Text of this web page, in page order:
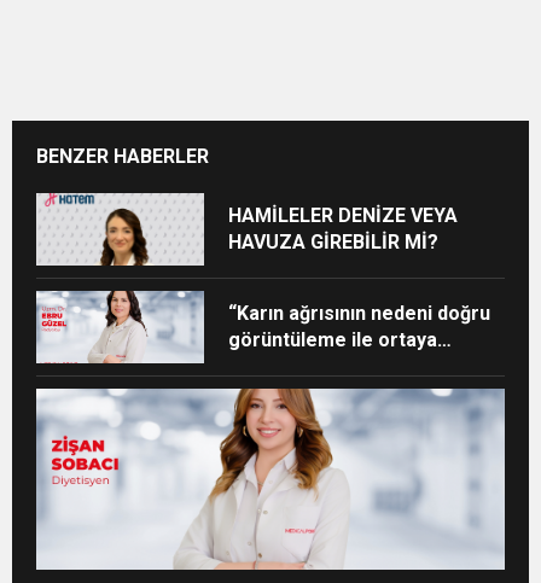
BENZER HABERLER
HAMİLELER DENİZE VEYA
HAVUZA GİREBİLİR Mİ?
“Karın ağrısının nedeni doğru
görüntüleme ile ortaya